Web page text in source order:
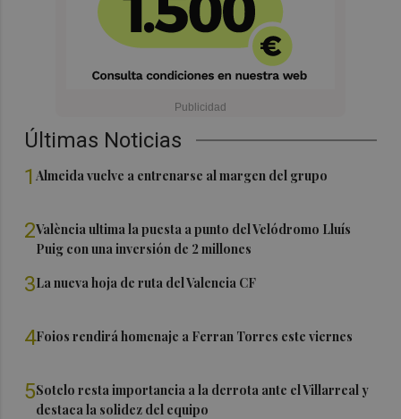
Últimas Noticias
1Almeida vuelve a entrenarse al margen del grupo
2València ultima la puesta a punto del Velódromo Lluís
Puig con una inversión de 2 millones
3La nueva hoja de ruta del Valencia CF
4Foios rendirá homenaje a Ferran Torres este viernes
5Sotelo resta importancia a la derrota ante el Villarreal y
destaca la solidez del equipo